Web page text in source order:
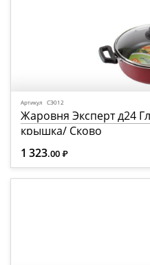
Артикул СЭ012
Жаровня Эксперт д24
крышка/ Сково
1 323.00 Р
=